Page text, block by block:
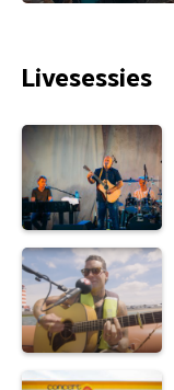
Livesessies